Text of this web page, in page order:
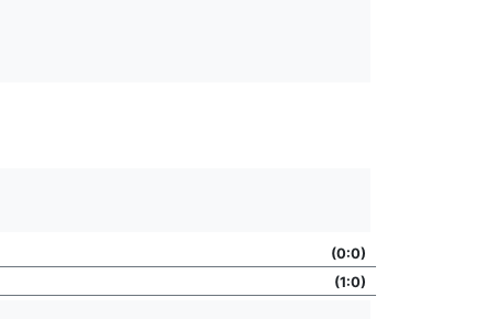
(0:0)
(1:0)